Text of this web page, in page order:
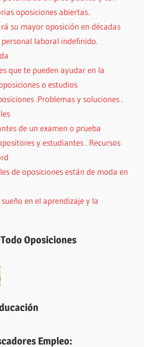
oposiciones abiertas.
su mayor oposición en décadas
laboral indefinido.
que te pueden ayudar en la
o estudios
.Problemas y soluciones .
de un examen o prueba
y estudiantes . Recursos
de oposiciones están de moda en
en el aprendizaje y la
Oposiciones
Empleo: